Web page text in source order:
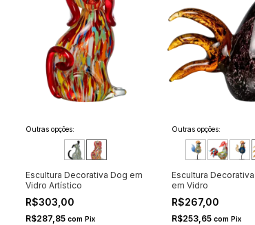
Outras opções:
Escultura Decorativa Dog em
Vidro Artístico
R$303,00
R$287,85com Pix
Outras opções:
Escultura
em Vidro
R$267,00
R$253,65 com Pix